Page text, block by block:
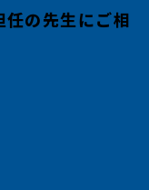
任の先生にご相